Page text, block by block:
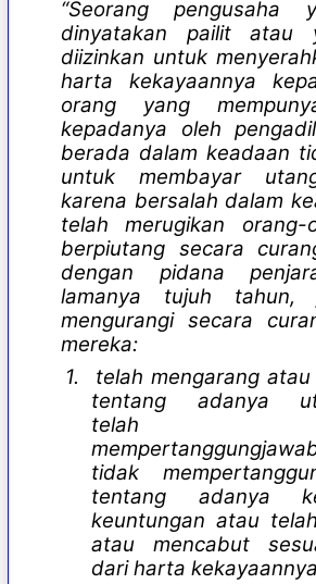
“Seorang pengusaha
dinyatakan pailit atau
diizinkan untuk
harta kekayaannya
orang yang
kepadanya oleh
berada dalam keadaan
untuk membayar
karena bersalah dalam
telah merugikan orang-
berpiutang secara
dengan pidana
lamanya tujuh tahun,
mengurangi secara
mereka:
1.
telah mengarang atau
tentang adanya
telah
tidak
tentang adanya
keuntungan atau
atau mencabut
dari harta